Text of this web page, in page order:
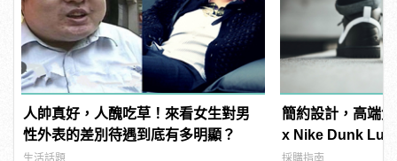
人帥真好，人醜吃草！來看女生對男
性外表的差別待遇到底有多明顯？
生活話題
簡約設計，高端
x Nike Dunk Lux
式上陣
採購指南